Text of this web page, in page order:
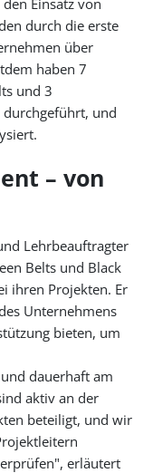
durch die erste
über
haben 7
und 3
durchgeführt, und
– von
Lehrbeauftragter
Belts und Black
ihren Projekten. Er
Unternehmens
bieten, um
dauerhaft am
aktiv an der
beteiligt, und wir
erläutert